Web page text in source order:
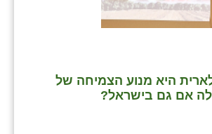
היא מנוע הצמיחה של
אם גם בישראל?